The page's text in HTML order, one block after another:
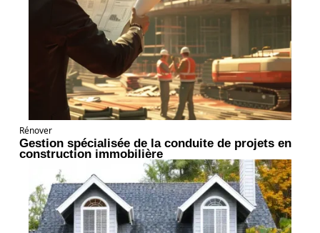
Rénover
Gestion spécialisée de la conduite de projets en
construction immobilière